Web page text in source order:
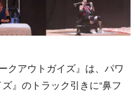
クアウトガイズ』は、パワ
』のトラック引きに“鼻フ